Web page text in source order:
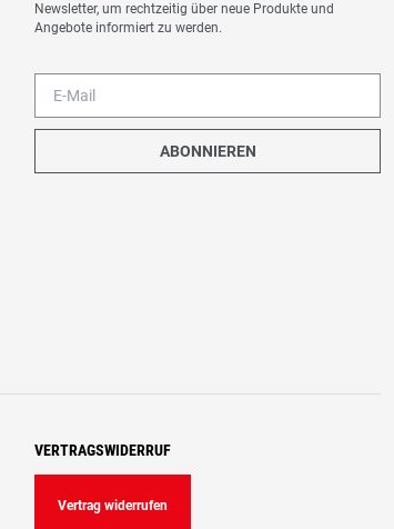
Newsletter, um rechtzeitig über neue Produkte und
Angebote informiert zu werden.
ABONNIEREN
VERTRAGSWIDERRUF
Vertrag widerrufen